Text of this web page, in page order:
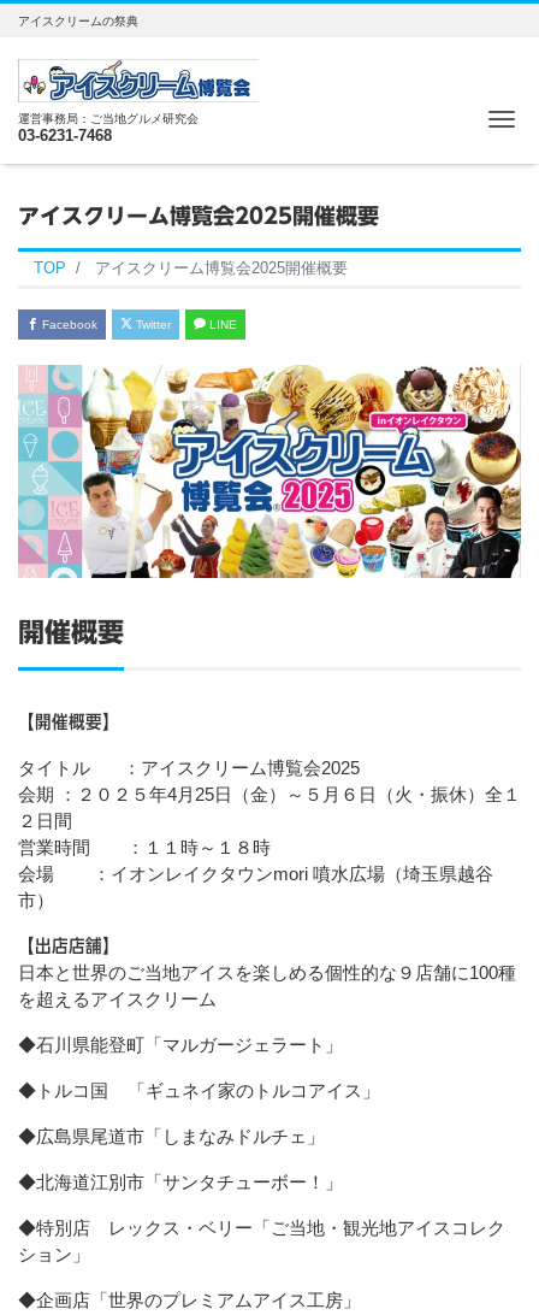
アイスクリームの祭典
運営事務局：ご当地グルメ研究会
03-6231-7468
アイスクリーム博覧会2025開催概要
TOP アイスクリーム博覧会2025開催概要
Facebook Twitter LINE
開催概要
【開催概要】
タイトル ：アイスクリーム博覧会2025
会期 ：２０２５年4月25日（金）～５月６日（火・振休）全１
２日間
営業時間 ：１１時～１８時
会場 ：イオンレイクタウンmori 噴水広場（埼玉県越谷
市）
【出店店舗】
日本と世界のご当地アイスを楽しめる個性的な９店舗に100種
を超えるアイスクリーム
◆石川県能登町「マルガージェラート」
◆トルコ国 「ギュネイ家のトルコアイス」
◆広島県尾道市「しまなみドルチェ」
◆北海道江別市「サンタチューボー！」
◆特別店 レックス・ベリー「ご当地・観光地アイスコレク
ション」
◆企画店「世界のプレミアムアイス工房」